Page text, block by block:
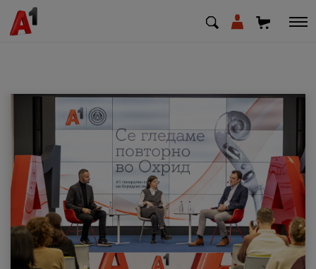
МК SQ
Приватни Деловни
Поддршка